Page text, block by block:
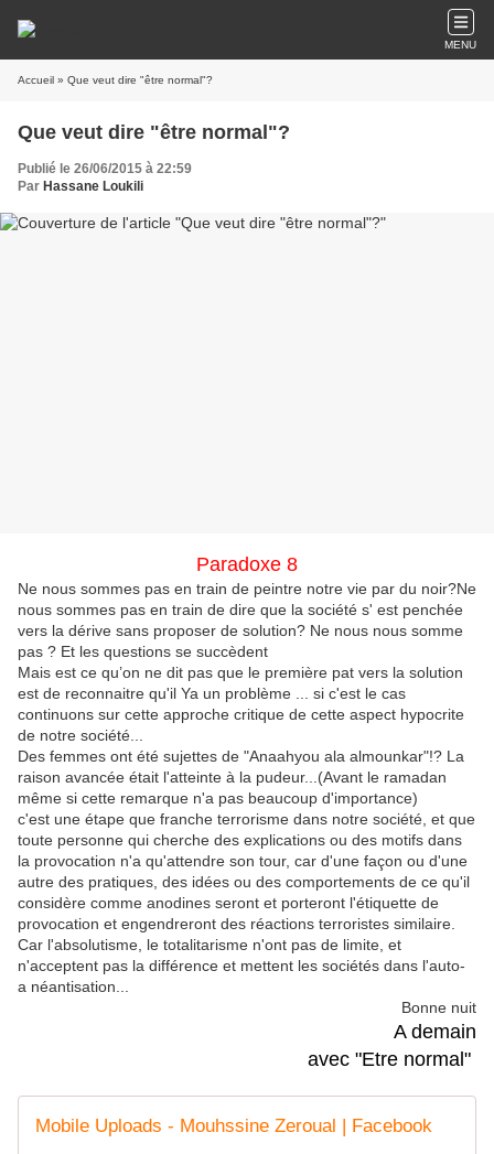
MENU
Accueil » Que veut dire "être normal"?
Que veut dire "être normal"?
Publié le 26/06/2015 à 22:59
Par Hassane Loukili
Paradoxe 8
Ne nous sommes pas en train de peintre notre vie par du noir?Ne
nous sommes pas en train de dire que la société s' est penchée
vers la dérive sans proposer de solution? Ne nous nous somme
pas ? Et les questions se succèdent
Mais est ce qu’on ne dit pas que le première pat vers la solution
est de reconnaitre qu'il Ya un problème ... si c'est le cas
continuons sur cette approche critique de cette aspect hypocrite
de notre société...
Des femmes ont été sujettes de "Anaahyou ala almounkar"!? La
raison avancée était l'atteinte à la pudeur...(Avant le ramadan
même si cette remarque n'a pas beaucoup d'importance)
c'est une étape que franche terrorisme dans notre société, et que
toute personne qui cherche des explications ou des motifs dans
la provocation n'a qu'attendre son tour, car d'une façon ou d'une
autre des pratiques, des idées ou des comportements de ce qu'il
considère comme anodines seront et porteront l'étiquette de
provocation et engendreront des réactions terroristes similaire.
Car l'absolutisme, le totalitarisme n'ont pas de limite, et
n'acceptent pas la différence et mettent les sociétés dans l'auto-
a néantisation...
Bonne nuit
A demain
avec "Etre normal"
Mobile Uploads - Mouhssine Zeroual | Facebook